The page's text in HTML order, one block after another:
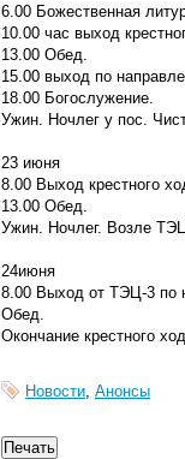
6.00 Божественная
10.00 час выход
13.00 Обед.
15.00 выход по
18.00 Богослужение.
Ужин. Ночлег у пос.
23 июня
8.00 Выход крестного
13.00 Обед.
Ужин. Ночлег. Возле
24июня
8.00 Выход от ТЭЦ-3 по
Обед.
Окончание крестного
Новости, Анонсы